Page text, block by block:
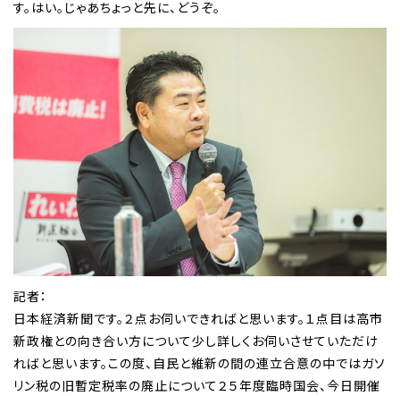
す。はい。じゃあちょっと先に、どうぞ。
記者：
日本経済新聞です。２点お伺いできればと思います。１点目は高市
新政権との向き合い方について少し詳しくお伺いさせていただけ
ればと思います。この度、自民と維新の間の連立合意の中ではガソ
リン税の旧暫定税率の廃止について２５年度臨時国会、今日開催